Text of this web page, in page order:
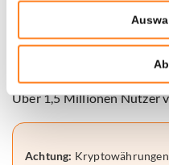
👉 Konto eröffnen und 15
Über 1,5 Millionen Nutzer
Achtung: